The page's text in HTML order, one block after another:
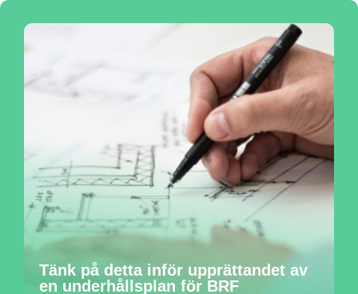
Tänk på detta inför upprättandet av
en underhållsplan för BRF